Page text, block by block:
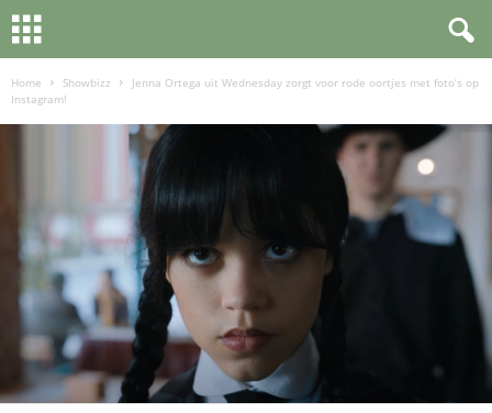
Home Showbizz
Jenna Ortega uit Wednesday zorgt voor rode oortjes met foto’s op
Instagram!